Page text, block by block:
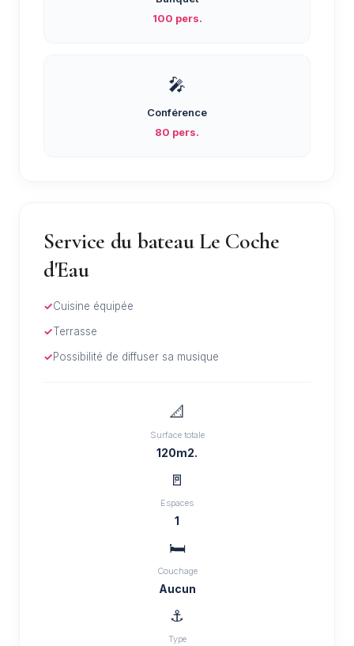
100 pers.
🎤
Conférence
80 pers.
Service du bateau Le Coche
d'Eau
Cuisine équipée
Terrasse
Possibilité de diffuser sa musique
📐
Surface totale
120m2.
🚪
Espaces
1
🛏️
Couchage
Aucun
⚓
Type